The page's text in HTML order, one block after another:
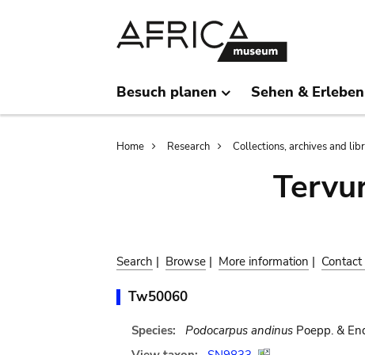
Besuch planen Sehen & Erleben
Breadcrumb
Home Research Collections, archives and
Search | Browse | More information |
Tw50060
Species: Podocarpus andinusPoepp. &